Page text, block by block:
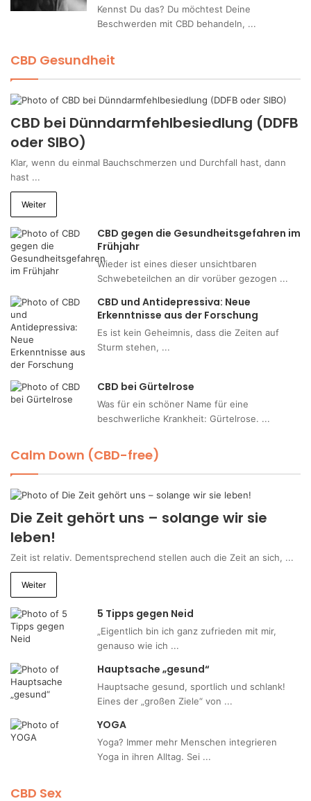
Kennst Du das? Du möchtest Deine
Beschwerden mit CBD behandeln, ...
CBD Gesundheit
CBD bei Dünndarmfehlbesiedlung (DDFB
oder SIBO)
Klar, wenn du einmal Bauchschmerzen und Durchfall hast, dann
hast ...
Weiter
CBD gegen die Gesundheitsgefahren im
Frühjahr
Wieder ist eines dieser unsichtbaren
Schwebeteilchen an dir vorüber gezogen ...
CBD und Antidepressiva: Neue
Erkenntnisse aus der Forschung
Es ist kein Geheimnis, dass die Zeiten auf
Sturm stehen, ...
CBD bei Gürtelrose
Was für ein schöner Name für eine
beschwerliche Krankheit: Gürtelrose. ...
Calm Down (CBD-free)
Die Zeit gehört uns – solange wir sie
leben!
Zeit ist relativ. Dementsprechend stellen auch die Zeit an sich, ...
Weiter
5 Tipps gegen Neid
„Eigentlich bin ich ganz zufrieden mit mir,
genauso wie ich ...
Hauptsache „gesund“
Hauptsache gesund, sportlich und schlank!
Eines der „großen Ziele“ von ...
YOGA
Yoga? Immer mehr Menschen integrieren
Yoga in ihren Alltag. Sei ...
CBD Sex